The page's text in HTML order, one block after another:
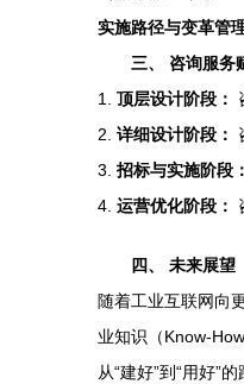
实施路径与变革管
三、 咨询服务
1. 顶层设计阶段：
2. 详细设计阶段：
3. 招标与实施阶段：
4. 运营优化阶段：
四、 未来展望
随着工业互联网向
业知识（Know-
从“建好”到“用好”